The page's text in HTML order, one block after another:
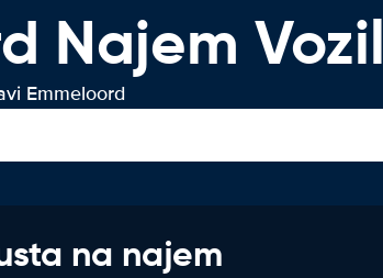
Najem Vozil
Emmeloord
na najem